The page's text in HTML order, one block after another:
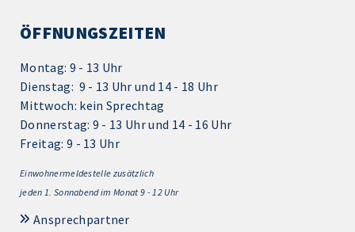
ÖFFNUNGSZEITEN
Montag: 9 - 13 Uhr
Dienstag: 9 - 13 Uhr und 14 - 18 Uhr
Mittwoch: kein Sprechtag
Donnerstag: 9 - 13 Uhr und 14 - 16 Uhr
Freitag: 9 - 13 Uhr
Einwohnermeldestelle zusätzlich
jeden 1. Sonnabend im Monat 9 - 12 Uhr
Ansprechpartner